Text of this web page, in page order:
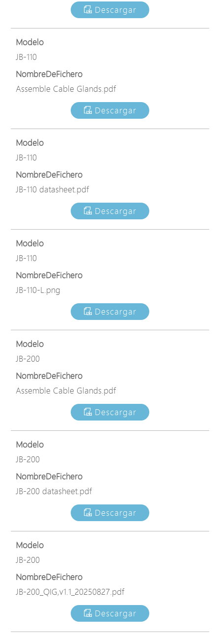
Descargar
Modelo
JB-110
NombreDeFichero
Assemble Cable Glands.pdf
Descargar
Modelo
JB-110
NombreDeFichero
JB-110 datasheet.pdf
Descargar
Modelo
JB-110
NombreDeFichero
JB-110-L.png
Descargar
Modelo
JB-200
NombreDeFichero
Assemble Cable Glands.pdf
Descargar
Modelo
JB-200
NombreDeFichero
JB-200 datasheet.pdf
Descargar
Modelo
JB-200
NombreDeFichero
JB-200_QIG,v1.1_20250827.pdf
Descargar